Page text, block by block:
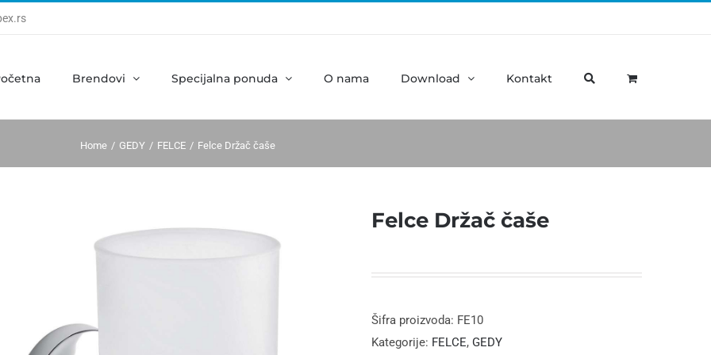
Brendovi Specijalna ponuda O nama Download Kontakt
Home GEDY FELCE Felce Držač čaše
Felce Držač čaše
Šifra proizvoda: FE10
Kategorije: FELCE, GEDY